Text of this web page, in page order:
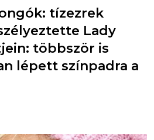
tízezrek
Lady
többször is
lépett színpadra a